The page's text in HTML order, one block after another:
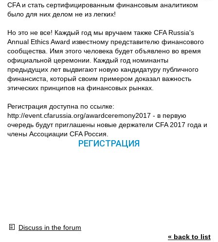
CFA и стать сертифицированным финансовым аналитиком
было для них делом не из легких!
Но это не все! Каждый год мы вручаем также CFA Russia's
Annual Ethics Award известному представителю финансового
сообщества. Имя этого человека будет объявлено во время
официальной церемонии. Каждый год номинанты
предыдущих лет выдвигают новую кандидатуру публичного
финансиста, который своим примером доказал важность
этических принципов на финансовых рынках.
Регистрация доступна по ссылке:
http://event.cfarussia.org/awardceremony2017 - в первую
очередь будут приглашены новые держатели CFA 2017 года и
члены Ассоциации CFA Россия.
РЕГИСТРАЦИЯ
Discuss in the forum
« back to list